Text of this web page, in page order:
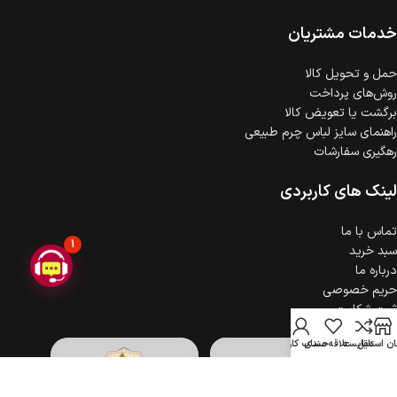
گارانتی معتبر برای تمامی محصولات ارائه می‌شود.خدمات مشتریان
حمل‌ و تحویل کالا
روش‌های پرداخت
برگشت یا تعویض کالا
راهنمای سایز لباس چرم طبیعی
رهگیری سفارشات
لینک های کاربردی
تماس با ما
سبد خرید
درباره ما
حریم خصوصی
ثبت شکایت
استایلمقایسهعلاقه مندی
حساب کاربری
1